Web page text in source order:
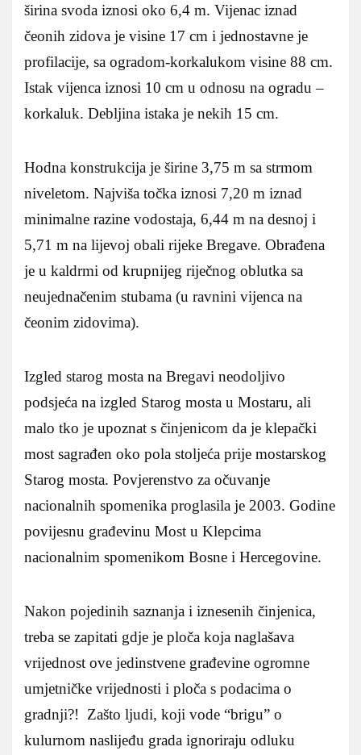
širina svoda iznosi oko 6,4 m. Vijenac iznad
čeonih zidova je visine 17 cm i jednostavne je
profilacije, sa ogradom-korkalukom visine 88 cm.
Istak vijenca iznosi 10 cm u odnosu na ogradu –
korkaluk. Debljina istaka je nekih 15 cm.
Hodna konstrukcija je širine 3,75 m sa strmom
niveletom. Najviša točka iznosi 7,20 m iznad
minimalne razine vodostaja, 6,44 m na desnoj i
5,71 m na lijevoj obali rijeke Bregave. Obrađena
je u kaldrmi od krupnijeg riječnog oblutka sa
neujednačenim stubama (u ravnini vijenca na
čeonim zidovima).
Izgled starog mosta na Bregavi neodoljivo
podsjeća na izgled Starog mosta u Mostaru, ali
malo tko je upoznat s činjenicom da je klepački
most sagrađen oko pola stoljeća prije mostarskog
Starog mosta. Povjerenstvo za očuvanje
nacionalnih spomenika proglasila je 2003. Godine
povijesnu građevinu Most u Klepcima
nacionalnim spomenikom Bosne i Hercegovine.
Nakon pojedinih saznanja i iznesenih činjenica,
treba se zapitati gdje je ploča koja naglašava
vrijednost ove jedinstvene građevine ogromne
umjetničke vrijednosti i ploča s podacima o
gradnji?! Zašto ljudi, koji vode “brigu” o
kulurnom naslijeđu grada ignoriraju odluku